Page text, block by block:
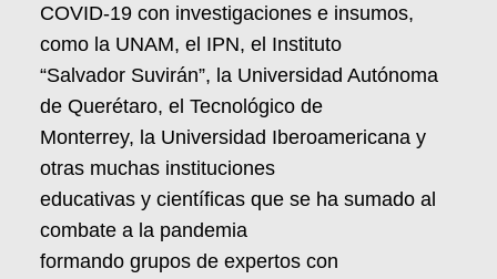
COVID-19 con investigaciones e insumos,
como la UNAM, el IPN, el Instituto
“Salvador Suvirán”, la Universidad Autónoma
de Querétaro, el Tecnológico de
Monterrey, la Universidad Iberoamericana y
otras muchas instituciones
educativas y científicas que se ha sumado al
combate a la pandemia
formando grupos de expertos con